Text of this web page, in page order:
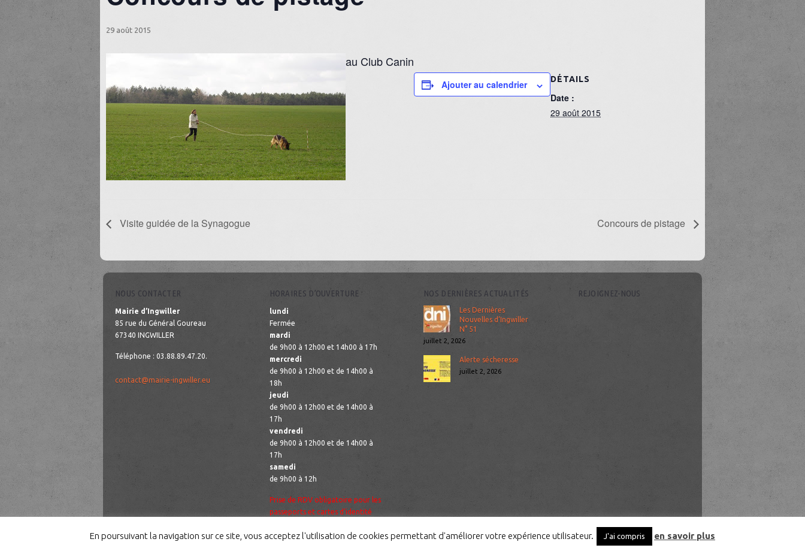
29 août 2015
au Club Canin
Ajouter au calendrier DÉTAILS
Date :
29 août 2015
Visite guidée de la Synagogue Concours de pistage
NOUS CONTACTER
Mairie d’Ingwiller
85 rue du Général Goureau
67340 INGWILLER
Téléphone : 03.88.89.47.20.
contact@mairie-ingwiller.eu
HORAIRES D’OUVERTURE
lundi
Fermée
mardi
de 9h00 à 12h00 et 14h00 à 17h
mercredi
de 9h00 à 12h00 et de 14h00 à
18h
jeudi
de 9h00 à 12h00 et de 14h00 à
17h
vendredi
de 9h00 à 12h00 et de 14h00 à
17h
samedi
de 9h00 à 12h
Prise de RDV obligatoire pour les
passeports et cartes d’identité
NOS DERNIÈRES ACTUALITÉS
Les Dernières
Nouvelles d’Ingwiller
N° 51
juillet 2, 2026
Alerte sécheresse
juillet 2, 2026
REJOIGNEZ-NOUS
En poursuivant la navigation sur ce site, vous acceptez l'utilisation de cookies permettant d'améliorer votre expérience utilisateur. J'ai compris en savoir plus